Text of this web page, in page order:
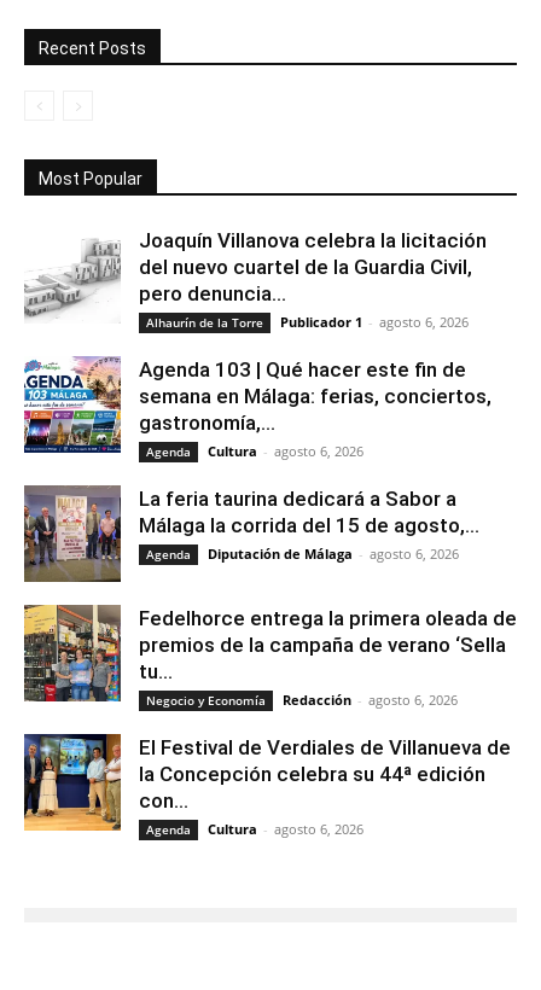
Recent Posts
Most Popular
Joaquín Villanova celebra la licitación
del nuevo cuartel de la Guardia Civil,
pero denuncia...
Alhaurín de la Torre Publicador 1 - agosto 6, 2026
Agenda 103 | Qué hacer este fin de
semana en Málaga: ferias, conciertos,
gastronomía,...
Agenda Cultura - agosto 6, 2026
La feria taurina dedicará a Sabor a
Málaga la corrida del 15 de agosto,...
Agenda Diputación de Málaga - agosto 6, 2026
Fedelhorce entrega la primera oleada de
premios de la campaña de verano ‘Sella
tu...
Negocio y Economía Redacción - agosto 6, 2026
El Festival de Verdiales de Villanueva de
la Concepción celebra su 44ª edición
con...
Agenda Cultura - agosto 6, 2026